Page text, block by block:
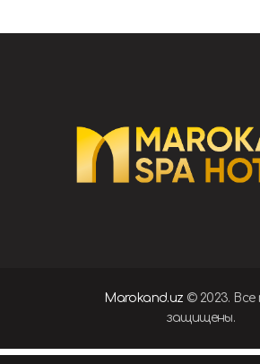
Marokand.uz © 2023. Все
защищены.